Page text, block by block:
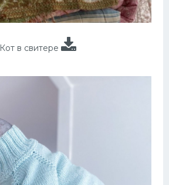
Кот в свитере